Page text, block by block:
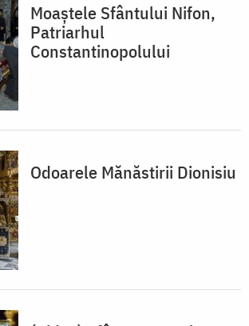
Moaștele Sfântului Nifon,
Patriarhul
Constantinopolului
Odoarele Mănăstirii Dionisiu